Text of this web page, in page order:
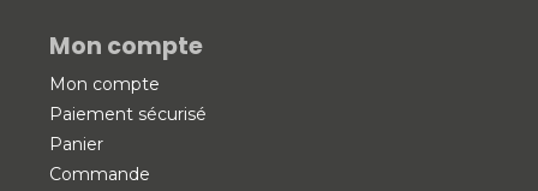
Mon compte
Mon compte
Paiement sécurisé
Panier
Commande